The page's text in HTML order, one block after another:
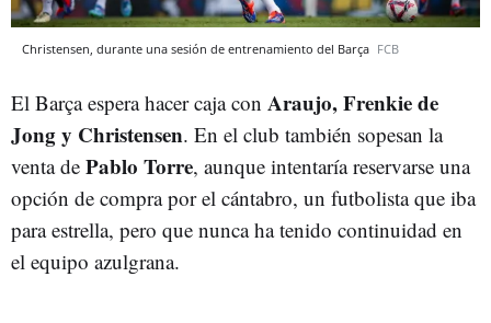
Christensen, durante una sesión de entrenamiento del Barça FCB
El Barça espera hacer caja con Araujo, Frenkie de
Jong y Christensen. En el club también sopesan la
venta de Pablo Torre, aunque intentaría reservarse una
opción de compra por el cántabro, un futbolista que iba
para estrella, pero que nunca ha tenido continuidad en
el equipo azulgrana.